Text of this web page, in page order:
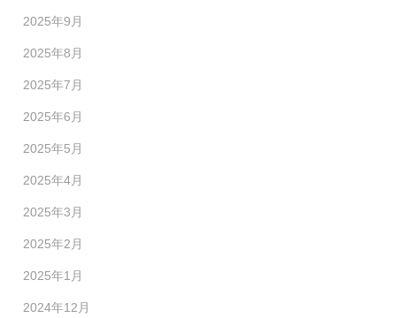
2025年9月
2025年8月
2025年7月
2025年6月
2025年5月
2025年4月
2025年3月
2025年2月
2025年1月
2024年12月